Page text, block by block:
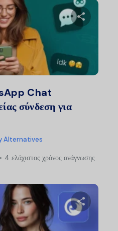
Chat
σύνδεση για
Alternatives
4 ελάχιστος χρόνος ανάγνωσης